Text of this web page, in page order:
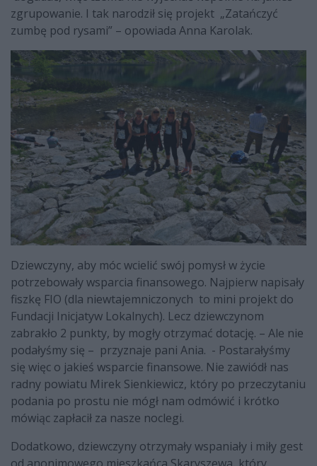
zgrupowanie. I tak narodził się projekt „Zatańczyć
zumbę pod rysami” – opowiada Anna Karolak.
Dziewczyny, aby móc wcielić swój pomysł w życie
potrzebowały wsparcia finansowego. Najpierw napisały
fiszkę FIO (dla niewtajemniczonych to mini projekt do
Fundacji Inicjatyw Lokalnych). Lecz dziewczynom
zabrakło 2 punkty, by mogły otrzymać dotację. – Ale nie
podałyśmy się – przyznaje pani Ania. - Postarałyśmy
się więc o jakieś wsparcie finansowe. Nie zawiódł nas
radny powiatu Mirek Sienkiewicz, który po przeczytaniu
podania po prostu nie mógł nam odmówić i krótko
mówiąc zapłacił za nasze noclegi.
Dodatkowo, dziewczyny otrzymały wspaniały i miły gest